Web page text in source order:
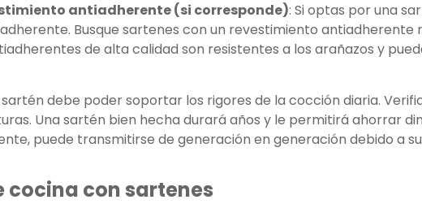
antiadherente (si corresponde): Si optas por una
Busque sartenes con un revestimiento
de alta calidad son resistentes a los arañazos y
sartén debe poder soportar los rigores de la cocción diaria.
Una sartén bien hecha durará años y le permitirá ahorrar
puede transmitirse de generación en generación debido a
cocina con sartenes